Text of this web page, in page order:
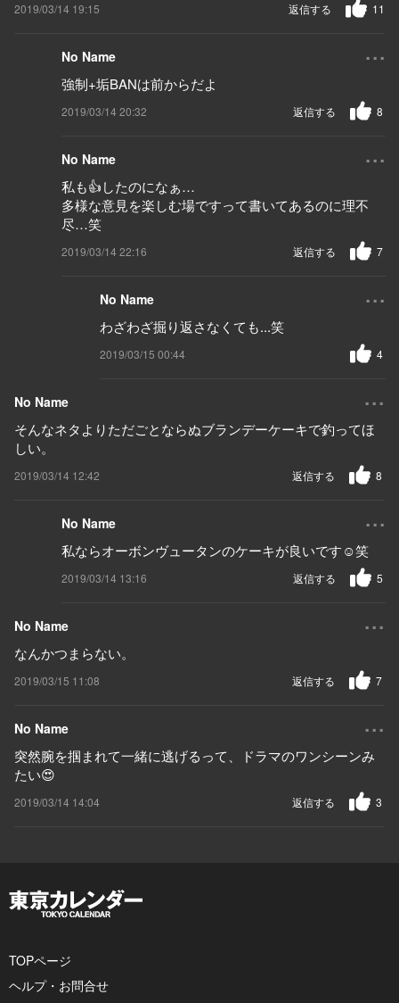
2019/03/14 19:15 11
返信する
No Name ...
強制+垢BANは前からだよ
2019/03/14 20:32 8
返信する
No Name ...
私も👍したのになぁ…
多様な意見を楽しむ場ですって書いてあるのに理不
尽…笑
2019/03/14 22:16 7
返信する
No Name ...
わざわざ掘り返さなくても...笑
2019/03/15 00:44 4
No Name ...
そんなネタよりただごとならぬブランデーケーキで釣ってほ
しい。
2019/03/14 12:42 8
返信する
No Name ...
私ならオーボンヴュータンのケーキが良いです☺️笑
2019/03/14 13:16 5
返信する
No Name ...
なんかつまらない。
2019/03/15 11:08 7
返信する
No Name ...
突然腕を掴まれて一緒に逃げるって、ドラマのワンシーンみ
たい😍
2019/03/14 14:04 3
返信する
TOPページ
ヘルプ・お問合せ